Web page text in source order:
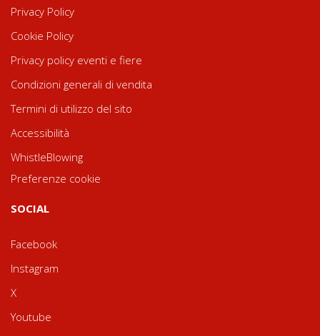
Privacy Policy
Cookie Policy
Privacy policy eventi e fiere
Condizioni generali di vendita
Termini di utilizzo del sito
Accessibilità
WhistleBlowing
Preferenze cookie
SOCIAL
Facebook
Instagram
X
Youtube